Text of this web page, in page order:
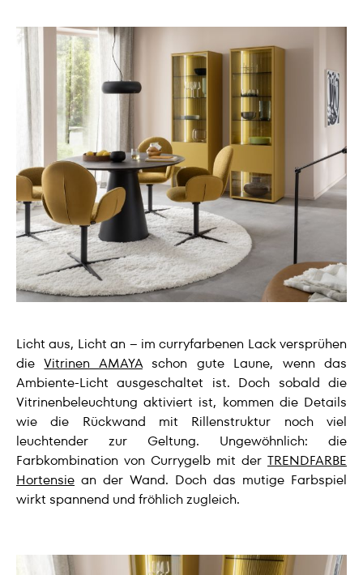
Licht aus, Licht an – im curryfarbenen Lack versprühen
dieVitrinen AMAYAschon gute Laune, wenn das
Ambiente-Licht ausgeschaltet ist. Doch sobald die
Vitrinenbeleuchtung aktiviert ist, kommen die Details
wie die Rückwand mit Rillenstruktur noch viel
leuchtender zur Geltung. Ungewöhnlich: die
Farbkombination von Currygelb mit der TRENDFARBE
Hortensie an der Wand. Doch das mutige Farbspiel
wirkt spannend und fröhlich zugleich.